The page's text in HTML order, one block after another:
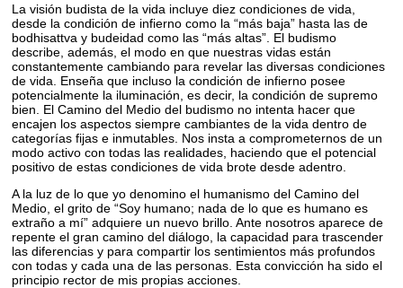
La visión budista de la vida incluye diez condiciones de vida,
desde la condición de infierno como la “más baja” hasta las de
bodhisattva y budeidad como las “más altas”. El budismo
describe, además, el modo en que nuestras vidas están
constantemente cambiando para revelar las diversas condiciones
de vida. Enseña que incluso la condición de infierno posee
potencialmente la iluminación, es decir, la condición de supremo
bien. El Camino del Medio del budismo no intenta hacer que
encajen los aspectos siempre cambiantes de la vida dentro de
categorías fijas e inmutables. Nos insta a comprometernos de un
modo activo con todas las realidades, haciendo que el potencial
positivo de estas condiciones de vida brote desde adentro.
A la luz de lo que yo denomino el humanismo del Camino del
Medio, el grito de “Soy humano; nada de lo que es humano es
extraño a mí” adquiere un nuevo brillo. Ante nosotros aparece de
repente el gran camino del diálogo, la capacidad para trascender
las diferencias y para compartir los sentimientos más profundos
con todas y cada una de las personas. Esta convicción ha sido el
principio rector de mis propias acciones.